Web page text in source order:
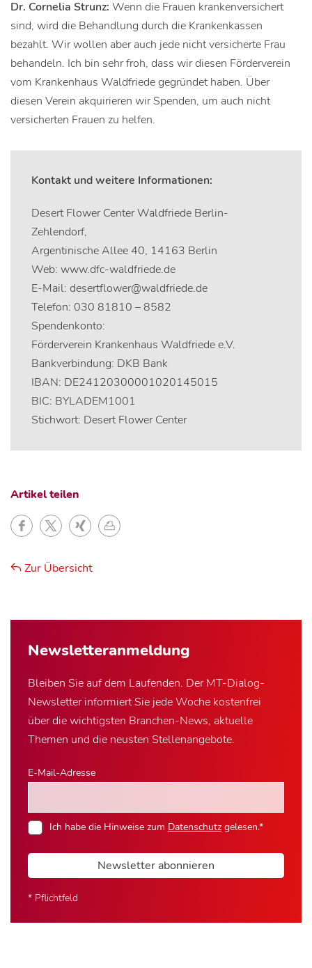
Newsletter­anmeldung
Bleiben Sie auf dem Laufenden. Der MT-Dialog-
Newsletter informiert Sie jede Woche kostenfrei
über die wichtigsten Branchen-News, aktuelle
Themen und die neusten Stellenangebote.
E-Mail-Adresse
Ich habe die Hinweise zum Datenschutzgelesen.*
Newsletter abonnieren
* Pflichtfeld
Dr. Cornelia Strunz: Wenn die Frauen krankenversichert
sind, wird die Behandlung durch die Krankenkassen
bezahlt. Wir wollen aber auch jede nicht versicherte Frau
behandeln. Ich bin sehr froh, dass wir diesen Förderverein
vom Krankenhaus Waldfriede gegründet haben. Über
diesen Verein akquirieren wir Spenden, um auch nicht
versicherten Frauen zu helfen.
Kontakt und weitere Informationen:
Desert Flower Center Waldfriede Berlin-
Zehlendorf,
Argentinische Allee 40, 14163 Berlin
Web: www.dfc-waldfriede.de
E-Mail: desertflower@waldfriede.de
Telefon: 030 81810 – 8582
Spendenkonto:
Förderverein Krankenhaus Waldfriede e.V.
Bankverbindung: DKB Bank
IBAN: DE24120300001020145015
BIC: BYLADEM1001
Stichwort: Desert Flower Center
Artikel teilen
Zur Übersicht